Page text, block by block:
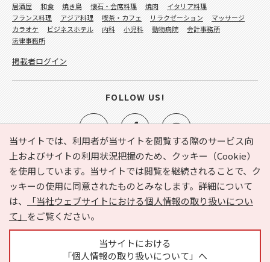
当サイトでは、利用者が当サイトを閲覧する際のサービス向
上およびサイトの利用状況把握のため、クッキー（Cookie）
を使用しています。当サイトでは閲覧を継続されることで、ク
ッキーの使用に同意されたものとみなします。詳細について
は、
「当社ウェブサイトにおける個人情報の取り扱いについ
て」 をご覧ください。
当サイトにおける
「個人情報の取り扱いについて」へ
e-NAVITA（イーナビタ）とは？ お気に入り
ヘルプ
利用規約
個人情報の取り扱いについて
運営会社
サイトマップ
広告掲載に関するお問い合わせ
居酒屋 和食 焼き鳥 懐石・会席料理 焼肉
イタリア料理
フランス料理
アジア料理 喫茶・カフェ リラクゼーション
マッサージ
カラオケ
ビジネスホテル 内科 小児科 動物病院
会計事務所
法律事務所
掲載者ログイン
FOLLOW US!